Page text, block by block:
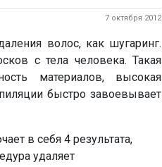
7 октября 2012
волос, как шугаринг.
с тела человека. Такая
материалов, высокая
быстро завоевывает
в себя 4 результата,
удаляет